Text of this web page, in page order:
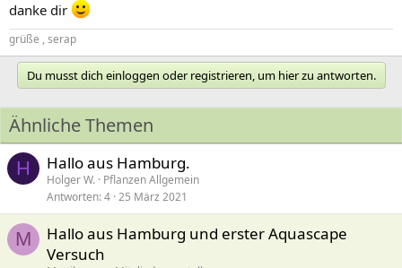
danke dir
grüße , serap
Du musst dich einloggen oder registrieren, um hier zu antworten.
Ähnliche Themen
H Hallo aus Hamburg.
Holger W. Pflanzen Allgemein
Antworten 4 25 März 2021
M
Hallo aus Hamburg und erster Aquascape
Versuch